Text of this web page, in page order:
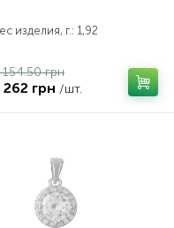
изделия, г.: 1,92
154.50 грн
262 грн /шт.